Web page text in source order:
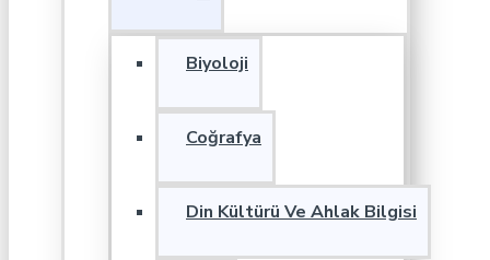
Biyoloji
Coğrafya
Din Kültürü Ve Ahlak Bilgisi